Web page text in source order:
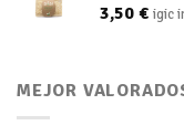
3,50 € igic
MEJOR